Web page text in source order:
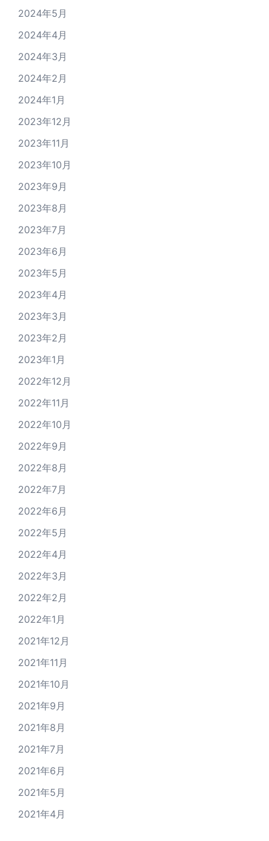
2024年5月
2024年4月
2024年3月
2024年2月
2024年1月
2023年12月
2023年11月
2023年10月
2023年9月
2023年8月
2023年7月
2023年6月
2023年5月
2023年4月
2023年3月
2023年2月
2023年1月
2022年12月
2022年11月
2022年10月
2022年9月
2022年8月
2022年7月
2022年6月
2022年5月
2022年4月
2022年3月
2022年2月
2022年1月
2021年12月
2021年11月
2021年10月
2021年9月
2021年8月
2021年7月
2021年6月
2021年5月
2021年4月